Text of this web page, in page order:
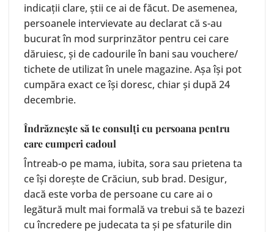
indicații clare, știi ce ai de făcut. De asemenea,
persoanele intervievate au declarat că s-au
bucurat în mod surprinzător pentru cei care
dăruiesc, și de cadourile în bani sau vouchere/
tichete de utilizat în unele magazine. Așa își pot
cumpăra exact ce își doresc, chiar și după 24
decembrie.
Îndrăznește să te consulți cu persoana pentru
care cumperi cadoul
Întreab-o pe mama, iubita, sora sau prietena ta
ce își dorește de Crăciun, sub brad. Desigur,
dacă este vorba de persoane cu care ai o
legătură mult mai formală va trebui să te bazezi
cu încredere pe judecata ta și pe sfaturile din